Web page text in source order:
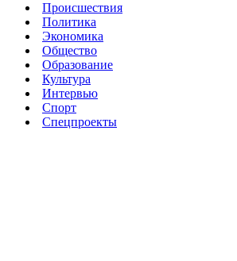
Происшествия
Политика
Экономика
Общество
Образование
Культура
Интервью
Спорт
Спецпроекты